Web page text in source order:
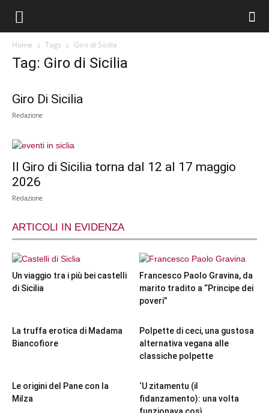
Home Tags Giro di Sicilia
Tag: Giro di Sicilia
Giro Di Sicilia
Redazione
Il Giro di Sicilia torna dal 12 al 17 maggio
2026
Redazione
ARTICOLI IN EVIDENZA
Un viaggio tra i più bei castelli
di Sicilia
Francesco Paolo Gravina, da
marito tradito a “Principe dei
poveri”
La truffa erotica di Madama
Biancofiore
Polpette di ceci, una gustosa
alternativa vegana alle
classiche polpette
Le origini del Pane con la
Milza
‘U zitamentu (il
fidanzamento): una volta